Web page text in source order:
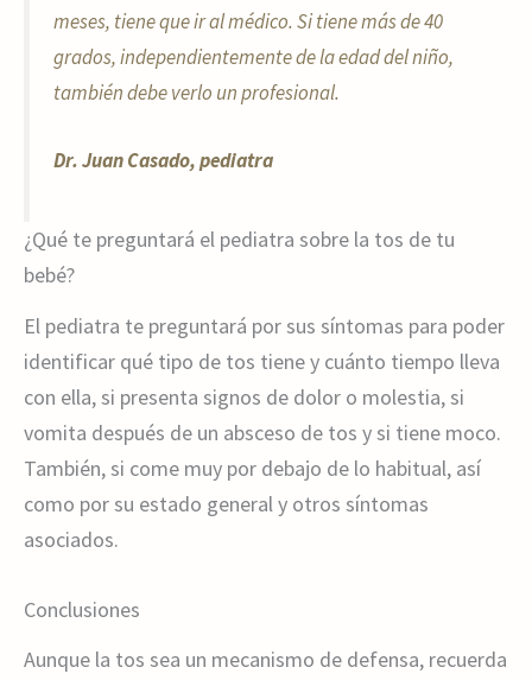
meses, tiene que ir al médico. Si tiene más de 40
grados, independientemente de la edad del niño,
también debe verlo un profesional.
Dr. Juan Casado, pediatra
¿Qué te preguntará el pediatra sobre la tos de tu
bebé?
El pediatra te preguntará por sus síntomas para poder
identificar qué tipo de tos tiene y cuánto tiempo lleva
con ella, si presenta signos de dolor o molestia, si
vomita después de un absceso de tos y si tiene moco.
También, si come muy por debajo de lo habitual, así
como por su estado general y otros síntomas
asociados.
Conclusiones
Aunque la tos sea un mecanismo de defensa, recuerda